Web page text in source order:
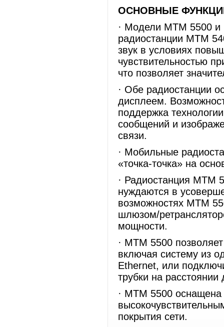
ОСНОВНЫЕ ФУНКЦИИ
· Модели MTM 5500
радиостанции MTM
звук в условиях
чувствительностью
что позволяет
· Обе радиостанции
дисплеем.
поддержка
сообщений и
связи.
· Мобильные
«точка-точка» на
· Радиостанция MTM
нуждаются в
возможностях MTM
шлюзом/
мощности.
· MTM 5500
включая систему из
Ethernet, или
трубки на
· MTM 5500
покрытия сети.